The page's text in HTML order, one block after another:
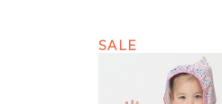
SALE